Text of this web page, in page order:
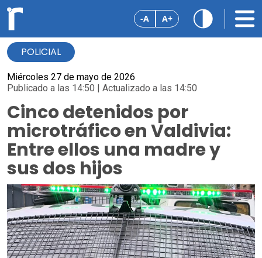
-A A+
POLICIAL
Miércoles 27 de mayo de 2026
Publicado a las 14:50 | Actualizado a las 14:50
Cinco detenidos por
microtráfico en Valdivia:
Entre ellos una madre y
sus dos hijos